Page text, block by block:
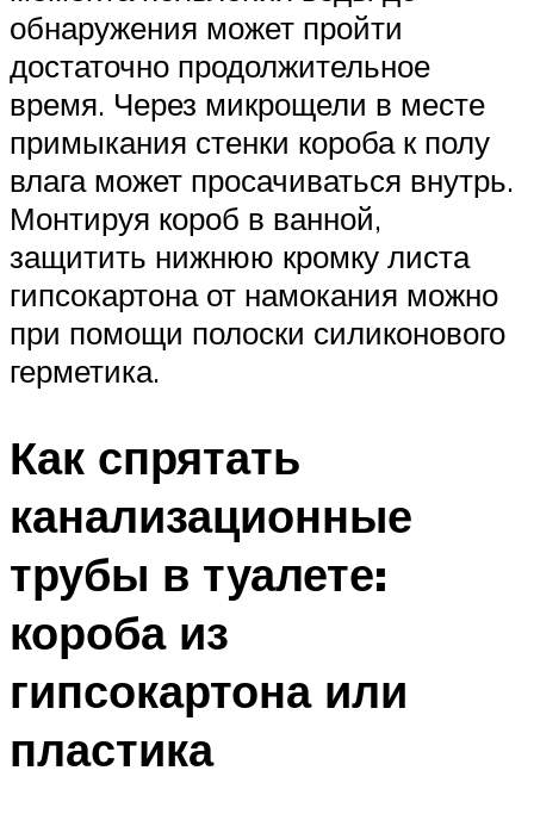
обнаружения может пройти
достаточно продолжительное
время. Через микрощели в месте
примыкания стенки короба к полу
влага может просачиваться внутрь.
Монтируя короб в ванной,
защитить нижнюю кромку листа
гипсокартона от намокания можно
при помощи полоски силиконового
герметика.
Как спрятать
канализационные
трубы в туалете:
короба из
гипсокартона или
пластика